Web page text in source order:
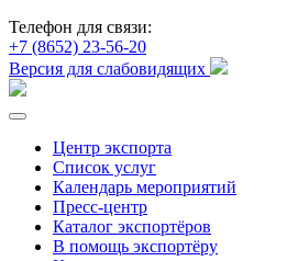
Телефон для связи:
+7 (8652) 23-56-20
Версия для слабовидящих
Центр экспорта
Список услуг
Календарь мероприятий
Пресс-центр
Каталог экспортёров
В помощь экспортёру